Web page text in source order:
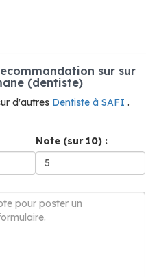
sur sur
(dentiste)
d'autres Dentiste à SAFI .
Note (sur 10) :